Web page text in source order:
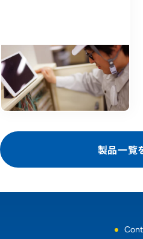
AmiVoice® Keyboard
製品検査や保守点検などの際、記
録のために音声での入力で作業効
率を向上させたい。
製品一覧